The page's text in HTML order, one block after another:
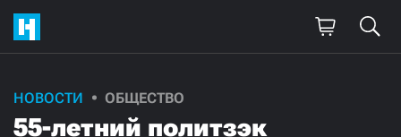
НОВОСТИ ОБЩЕСТВО
55-летний политзэк